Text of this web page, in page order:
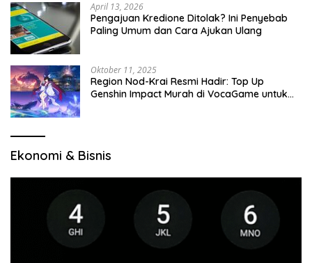
April 13, 2026
Pengajuan Kredione Ditolak? Ini Penyebab
Paling Umum dan Cara Ajukan Ulang
Oktober 11, 2025
Region Nod-Krai Resmi Hadir: Top Up
Genshin Impact Murah di VocaGame untuk
Ekonomi & Bisnis